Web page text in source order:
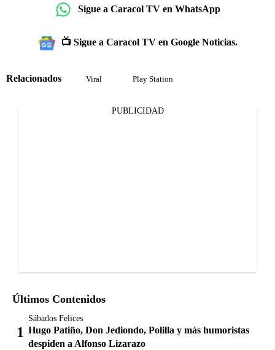
Sigue a Caracol TV en WhatsApp
📺 Sigue a Caracol TV en Google Noticias.
Relacionados Viral Play Station
PUBLICIDAD
Últimos Contenidos
Sábados Felices
Hugo Patiño, Don Jediondo, Polilla y más humoristas
despiden a Alfonso Lizarazo